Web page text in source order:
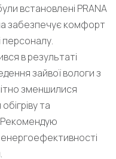
встановлені PRANA
забезпечує комфорт
персоналу.
в результаті
зайвої вологи з
зменшилися
та
енергоефективності